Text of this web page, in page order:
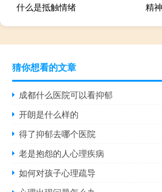
什么是抵触情绪
猜你想看的文章
成都什么医院可以看抑郁
开朗是什么样的
得了抑郁去哪个医院
老是抱怨的人心理疾病
如何对孩子心理疏导